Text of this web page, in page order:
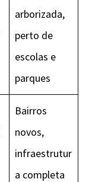
arborizada,
perto de
escolas e
parques
Bairros
novos,
infraestrutur
a completa